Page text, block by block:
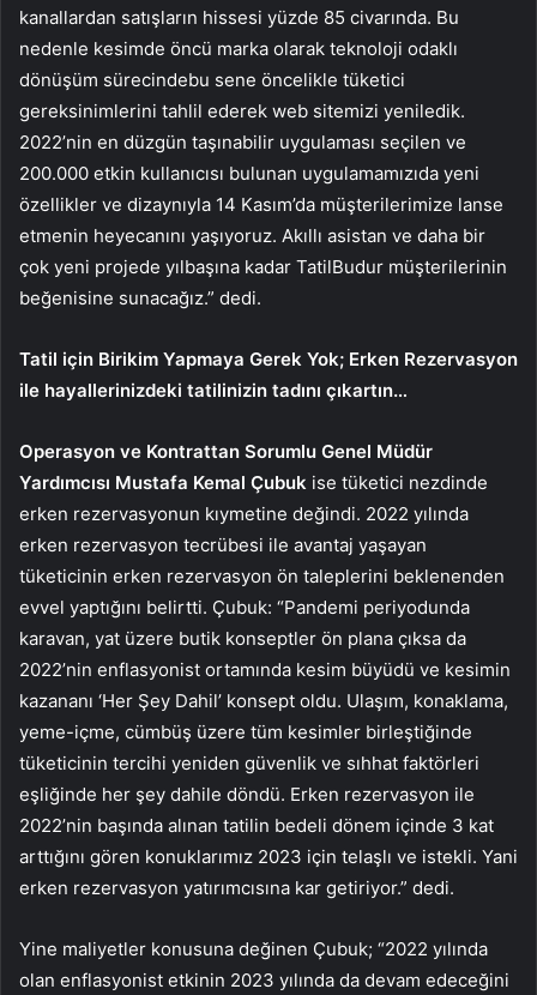
kanallardan satışların hissesi yüzde 85 civarında. Bu
nedenle kesimde öncü marka olarak teknoloji odaklı
dönüşüm sürecindebu sene öncelikle tüketici
gereksinimlerini tahlil ederek web sitemizi yeniledik.
2022’nin en düzgün taşınabilir uygulaması seçilen ve
200.000 etkin kullanıcısı bulunan uygulamamızıda yeni
özellikler ve dizaynıyla 14 Kasım’da müşterilerimize lanse
etmenin heyecanını yaşıyoruz. Akıllı asistan ve daha bir
çok yeni projede yılbaşına kadar TatilBudur müşterilerinin
beğenisine sunacağız.” dedi.
Tatil için Birikim Yapmaya Gerek Yok; Erken Rezervasyon
ile hayallerinizdeki tatilinizin tadını çıkartın…
Operasyon ve Kontrattan Sorumlu Genel Müdür
Yardımcısı Mustafa Kemal Çubuk ise tüketici nezdinde
erken rezervasyonun kıymetine değindi. 2022 yılında
erken rezervasyon tecrübesi ile avantaj yaşayan
tüketicinin erken rezervasyon ön taleplerini beklenenden
evvel yaptığını belirtti. Çubuk: “Pandemi periyodunda
karavan, yat üzere butik konseptler ön plana çıksa da
2022’nin enflasyonist ortamında kesim büyüdü ve kesimin
kazananı ‘Her Şey Dahil’ konsept oldu. Ulaşım, konaklama,
yeme-içme, cümbüş üzere tüm kesimler birleştiğinde
tüketicinin tercihi yeniden güvenlik ve sıhhat faktörleri
eşliğinde her şey dahile döndü. Erken rezervasyon ile
2022’nin başında alınan tatilin bedeli dönem içinde 3 kat
arttığını gören konuklarımız 2023 için telaşlı ve istekli. Yani
erken rezervasyon yatırımcısına kar getiriyor.” dedi.
Yine maliyetler konusuna değinen Çubuk; “2022 yılında
olan enflasyonist etkinin 2023 yılında da devam edeceğini